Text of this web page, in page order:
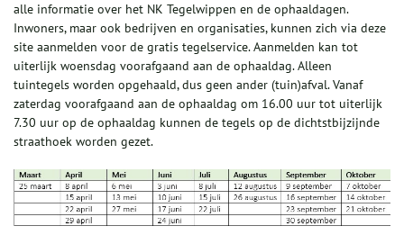
alle informatie over het NK Tegelwippen en de ophaaldagen.
Inwoners, maar ook bedrijven en organisaties, kunnen zich via deze
site aanmelden voor de gratis tegelservice. Aanmelden kan tot
uiterlijk woensdag voorafgaand aan de ophaaldag. Alleen
tuintegels worden opgehaald, dus geen ander (tuin)afval. Vanaf
zaterdag voorafgaand aan de ophaaldag om 16.00 uur tot uiterlijk
7.30 uur op de ophaaldag kunnen de tegels op de dichtstbijzijnde
straathoek worden gezet.